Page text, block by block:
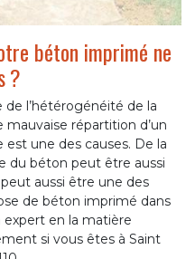
béton imprimé ne
?
de l’hétérogénéité de la
répartition d’un
est une des causes. De la
du béton peut être aussi
aussi être une des
de béton imprimé dans
expert en la matière
si vous êtes à Saint